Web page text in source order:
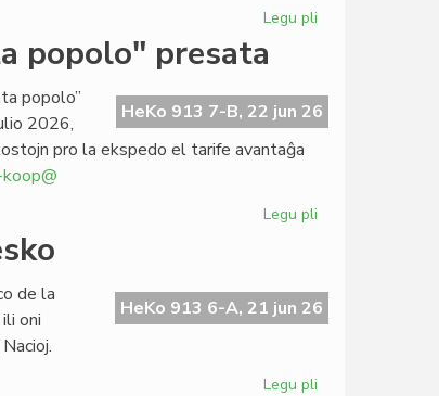
Legu pli
CES-
deĵoro
popolo" presata
HeKo 913 7-B, 22 jun 26
popolo”
2026,
pro la ekspedo el tarife avantaĝa
Legu pli
de
la
HeKo 913 6-A, 21 jun 26
de la
oni
Legu pli